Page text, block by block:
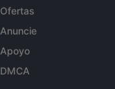
Ofertas
Anuncie
Apoyo
DMCA